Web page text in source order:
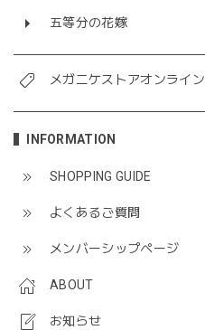
五等分の花嫁
メガニケストアオンライン
INFORMATION
SHOPPING GUIDE
よくあるご質問
メンバーシップページ
ABOUT
お知らせ